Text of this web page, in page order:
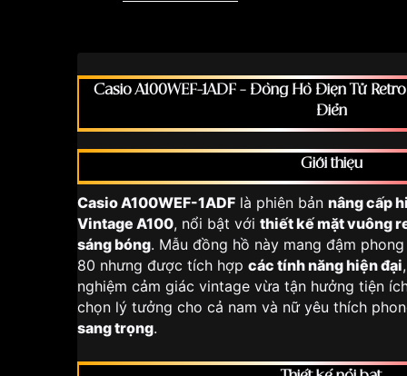
Casio A100WEF-1ADF – Đồng Hồ Điện Tử
Điển
Giới thiệu
Casio A100WEF-1ADF là phiên bản nâng cấp
Vintage A100, nổi bật với thiết kế mặt vuông
sáng bóng. Mẫu đồng hồ này mang đậm
80 nhưng được tích hợp các tính năng hiện đại
nghiệm cảm giác vintage vừa tận hưởng tiện
chọn lý tưởng cho cả nam và nữ yêu thích
sang trọng.